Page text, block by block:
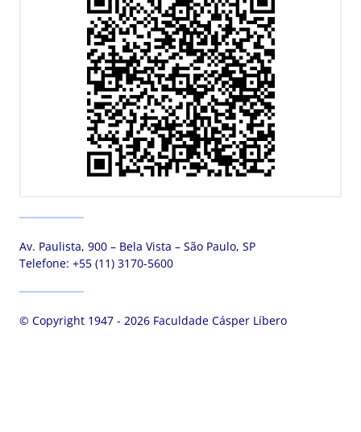
Av. Paulista, 900 – Bela Vista – São Paulo, SP
Telefone: +55 (11) 3170-5600
© Copyright 1947 - 2026 Faculdade Cásper Líbero